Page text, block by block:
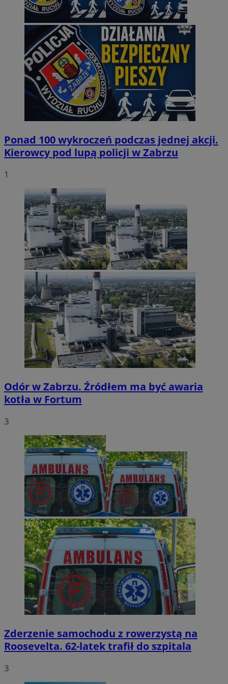
Ponad 100 wykroczeń podczas jednej akcji.
Kierowcy pod lupą policji w Zabrzu
1
Odór w Zabrzu. Źródłem ma być awaria
kotła w Fortum
3
Zderzenie samochodu z rowerzystą na
Roosevelta. 62-latek trafił do szpitala
3